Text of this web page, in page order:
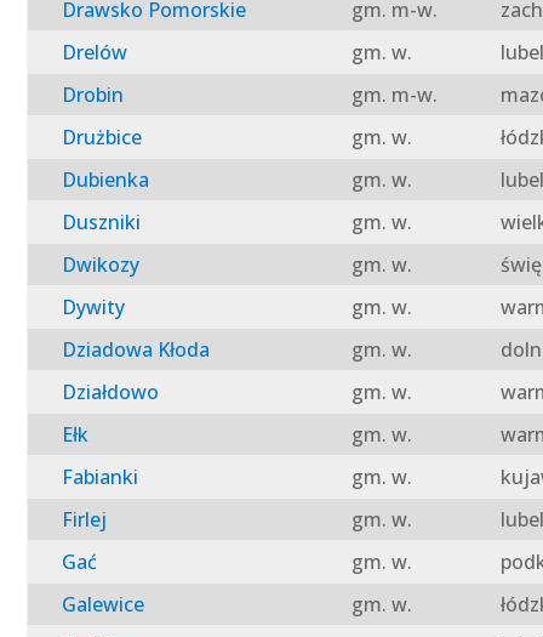
Drawsko Pomorskie
gm. m-w.
Drelów
gm. w.
Drobin
gm. m-w.
Drużbice
gm. w.
Dubienka
gm. w.
Duszniki
gm. w.
Dwikozy
gm. w.
Dywity
gm. w.
Dziadowa Kłoda
gm. w.
Działdowo
gm. w.
Ełk
gm. w.
Fabianki
gm. w.
Firlej
gm. w.
Gać
gm. w.
Galewice
gm. w.